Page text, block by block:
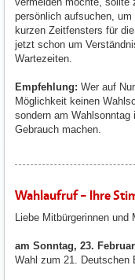
persönlich aufsuchen,
kurzen Zeitfensters für
jetzt schon um
Wartezeiten.
Empfehlung: Wer auf
Möglichkeit keinen
sondern am
Gebrauch machen.
Wahlaufruf – Ihre
Liebe Mitbürgerinnen
am Sonntag, 23.
Wahl zum 21.